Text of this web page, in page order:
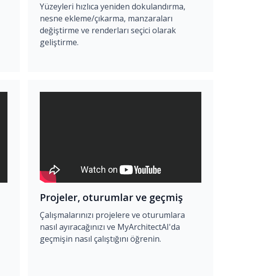
Yüzeyleri hızlıca yeniden dokulandırma,
nesne ekleme/çıkarma, manzaraları
değiştirme ve renderları seçici olarak
geliştirme.
Projeler, oturumlar ve geçmiş
Çalışmalarınızı projelere ve oturumlara
nasıl ayıracağınızı ve MyArchitectAI'da
geçmişin nasıl çalıştığını öğrenin.